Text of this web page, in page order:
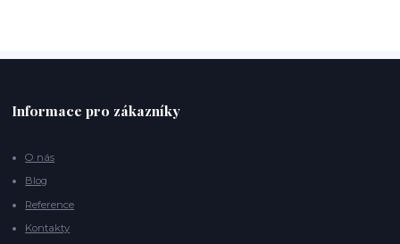
Informace pro zákazníky
O nás
Blog
Reference
Kontakty